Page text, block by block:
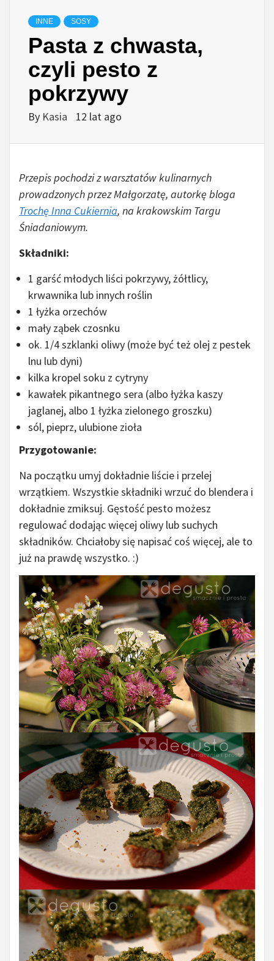
INNE SOSY
Pasta z chwasta,
czyli pesto z
pokrzywy
By Kasia 12 lat ago
Przepis pochodzi z warsztatów kulinarnych
prowadzonych przez Małgorzatę, autorkę bloga
Trochę Inna Cukiernia, na krakowskim Targu
Śniadaniowym.
Składniki:
1 garść młodych liści pokrzywy, żółtlicy,
krwawnika lub innych roślin
1 łyżka orzechów
mały ząbek czosnku
ok. 1/4 szklanki oliwy (może być też olej z pestek
lnu lub dyni)
kilka kropel soku z cytryny
kawałek pikantnego sera (albo łyżka kaszy
jaglanej, albo 1 łyżka zielonego groszku)
sól, pieprz, ulubione zioła
Przygotowanie:
Na początku umyj dokładnie liście i przelej
wrzątkiem. Wszystkie składniki wrzuć do blendera i
dokładnie zmiksuj. Gęstość pesto możesz
regulować dodając więcej oliwy lub suchych
składników. Chciałoby się napisać coś więcej, ale to
już na prawdę wszystko. :)